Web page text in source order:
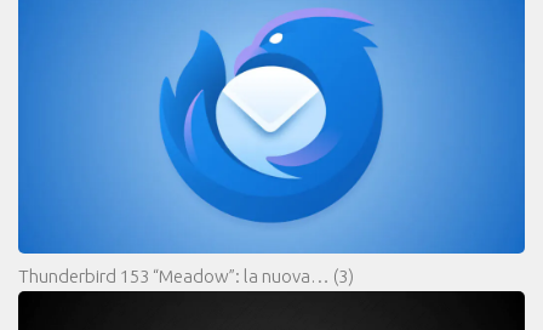
Thunderbird 153 “Meadow”: la nuova… (3)